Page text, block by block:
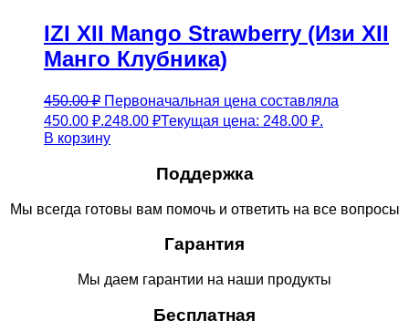
IZI XII Mango Strawberry (Изи XII
Манго Клубника)
450.00₽ Первоначальная цена составляла
450.00 ₽.248.00 ₽Текущая цена: 248.00 ₽.
В корзину
Поддержка
Мы всегда готовы вам помочь и ответить на все вопросы
Гарантия
Мы даем гарантии на наши продукты
Бесплатная